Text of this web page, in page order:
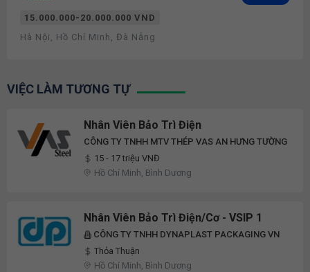
15.000.000-20.000.000 VND
Hà Nội, Hồ Chí Minh, Đà Nẵng
VIỆC LÀM TƯƠNG TỰ
Nhân Viên Bảo Trì Điện
CÔNG TY TNHH MTV THÉP VAS AN HƯNG TƯỜNG
15 - 17 triệu VNĐ
Hồ Chí Minh, Bình Dương
Nhân Viên Bảo Trì Điện/Cơ - VSIP 1
CÔNG TY TNHH DYNAPLAST PACKAGING VN
Thỏa Thuận
Hồ Chí Minh, Bình Dương